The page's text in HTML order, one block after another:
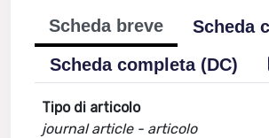
Scheda breve
Scheda
Scheda completa (DC)
Tipo di articolo
journal article - articolo